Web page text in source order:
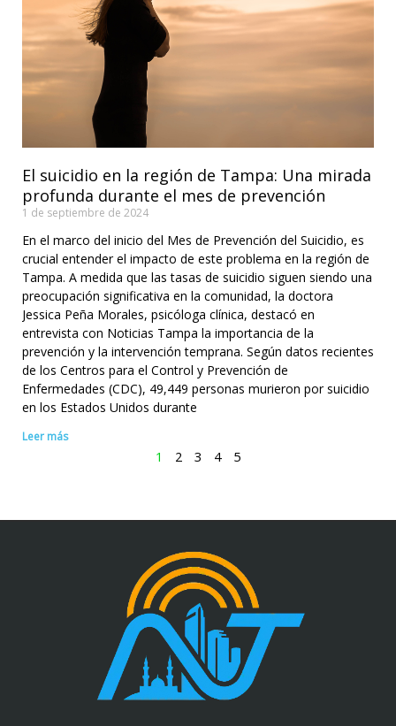
El suicidio en la región de Tampa: Una mirada
profunda durante el mes de prevención
1 de septiembre de 2024
En el marco del inicio del Mes de Prevención del Suicidio, es
crucial entender el impacto de este problema en la región de
Tampa. A medida que las tasas de suicidio siguen siendo una
preocupación significativa en la comunidad, la doctora
Jessica Peña Morales, psicóloga clínica, destacó en
entrevista con Noticias Tampa la importancia de la
prevención y la intervención temprana. Según datos recientes
de los Centros para el Control y Prevención de
Enfermedades (CDC), 49,449 personas murieron por suicidio
en los Estados Unidos durante
Leer más
1 2 3 4 5